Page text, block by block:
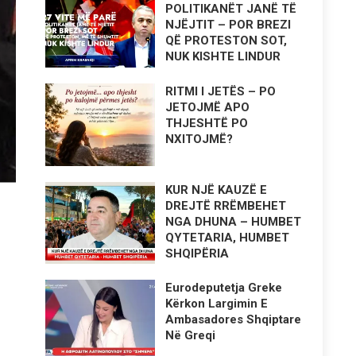
POLITIKANËT JANË TË
NJËJTIT – POR BREZI
QË PROTESTON SOT,
NUK KISHTE LINDUR
RITMI I JETËS – PO
JETOJMË APO
THJESHTË PO
NXITOJMË?
KUR NJË KAUZË E
DREJTË RRËMBEHET
NGA DHUNA – HUMBET
QYTETARIA, HUMBET
SHQIPËRIA
Eurodeputetja Greke
Kërkon Largimin E
Ambasadores Shqiptare
Në Greqi